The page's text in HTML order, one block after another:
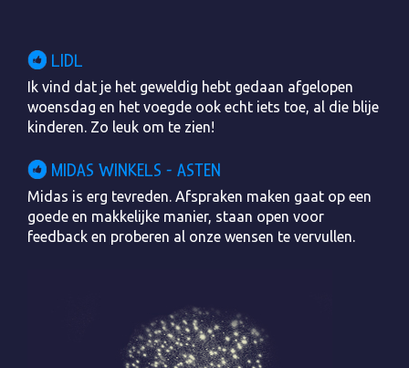
LIDL
Ik vind dat je het geweldig hebt gedaan afgelopen
woensdag en het voegde ook echt iets toe, al die blije
kinderen. Zo leuk om te zien!
MIDAS WINKELS - ASTEN
Midas is erg tevreden. Afspraken maken gaat op een
goede en makkelijke manier, staan open voor
feedback en proberen al onze wensen te vervullen.